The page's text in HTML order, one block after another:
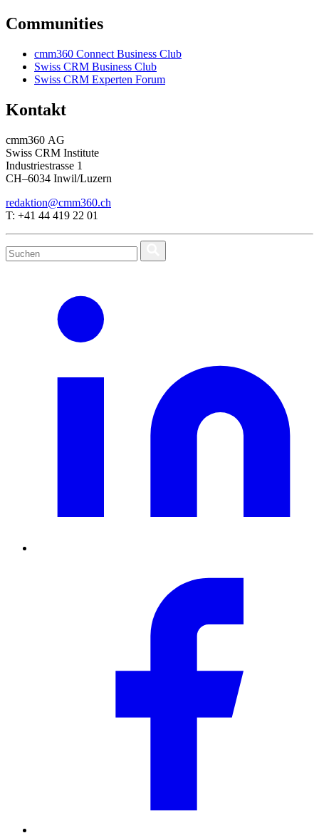
Communities
cmm360 Connect Business Club
Swiss CRM Business Club
Swiss CRM Experten Forum
Kontakt
cmm360 AG
Swiss CRM Institute
Industriestrasse 1
CH–6034 Inwil/Luzern
redaktion@cmm360.ch
T: +41 44 419 22 01